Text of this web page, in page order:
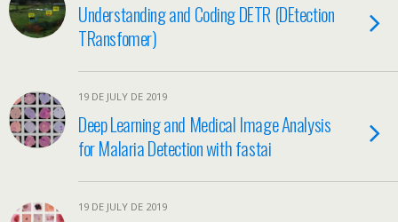
Understanding and Coding DETR (DEtection
TRansfomer)
19 DE JULY DE 2019
Deep Learning and Medical Image Analysis
for Malaria Detection with fastai
19 DE JULY DE 2019